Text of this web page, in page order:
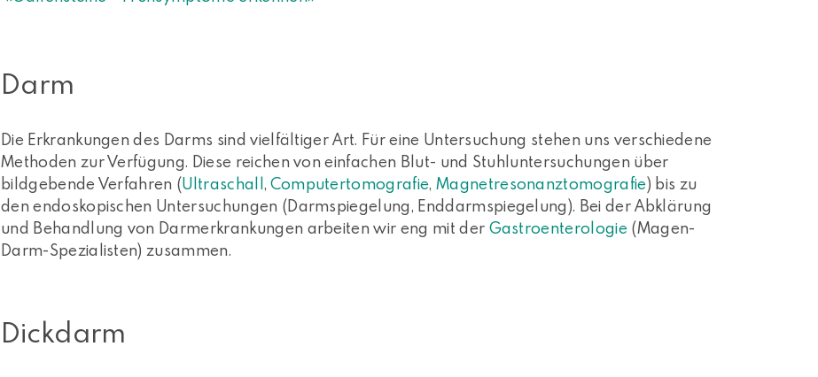
Darm
Die Erkrankungen des Darms sind vielfältiger Art. Für eine Untersuchung stehen uns verschiedene
Methoden zur Verfügung. Diese reichen von einfachen Blut- und Stuhluntersuchungen über
bildgebende Verfahren (Ultraschall, Computertomografie, Magnetresonanztomografie) bis zu
den endoskopischen Untersuchungen (Darmspiegelung, Enddarmspiegelung). Bei der Abklärung
und Behandlung von Darmerkrankungen arbeiten wir eng mit der Gastroenterologie(Magen-
Darm-Spezialisten) zusammen.
Dickdarm